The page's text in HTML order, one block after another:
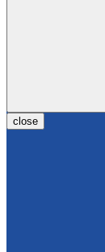
close